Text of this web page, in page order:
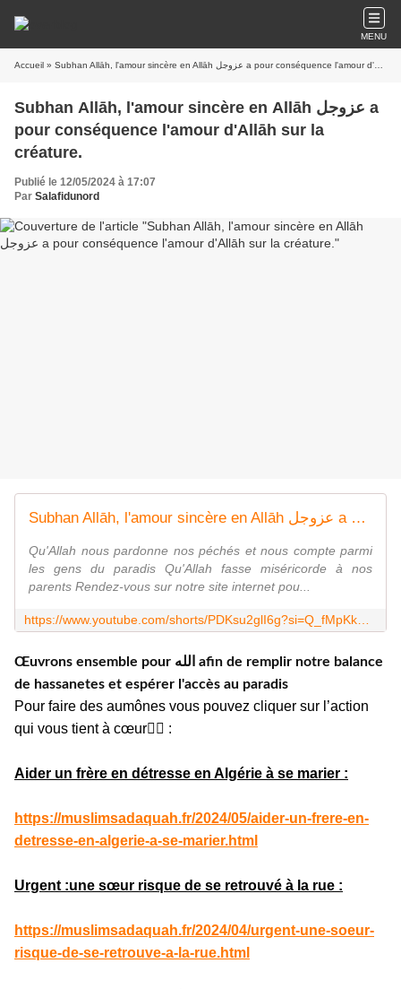
MENU
Accueil » Subhan Allāh, l'amour sincère en Allāh عزوجل a pour conséquence l'amour d'Allāh sur la créature.
Subhan Allāh, l'amour sincère en Allāh عزوجل a
pour conséquence l'amour d'Allāh sur la
créature.
Publié le 12/05/2024 à 17:07
Par Salafidunord
Subhan Allāh, l'amour sincère en Allāh عزوجل a pour conséquence l'amour d'Allāh sur la créature.
Qu'Allah nous pardonne nos péchés et nous compte parmi
les gens du paradis Qu'Allah fasse miséricorde à nos
parents Rendez-vous sur notre site internet pou...
Œuvrons ensemble pour الله afin de remplir notre balance
de hassanetes et espérer l'accès au paradis
Pour faire des aumônes vous pouvez cliquer sur l’action
qui vous tient à cœur👇🏼 :
Aider un frère en détresse en Algérie à se marier :
https://muslimsadaquah.fr/2024/05/aider-un-frere-en-
detresse-en-algerie-a-se-marier.html
Urgent :une sœur risque de se retrouvé à la rue :
https://muslimsadaquah.fr/2024/04/urgent-une-soeur-
risque-de-se-retrouve-a-la-rue.html